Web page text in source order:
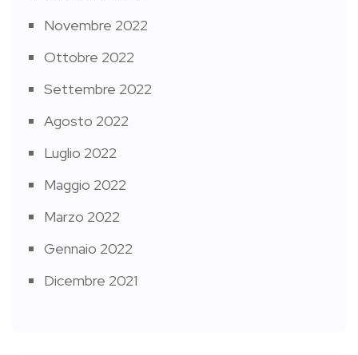
Novembre 2022
Ottobre 2022
Settembre 2022
Agosto 2022
Luglio 2022
Maggio 2022
Marzo 2022
Gennaio 2022
Dicembre 2021